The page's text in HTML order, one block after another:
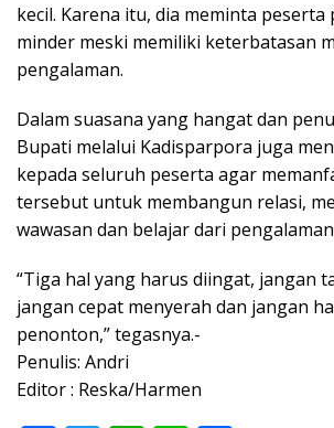
kecil. Karena itu, dia meminta
minder meski memiliki keterbatasan
pengalaman.
Dalam suasana yang hangat dan
Bupati melalui Kadisparpora juga
kepada seluruh peserta agar
tersebut untuk membangun relasi,
wawasan dan belajar dari
“Tiga hal yang harus diingat, jangan
jangan cepat menyerah dan jangan
penonton,” tegasnya.-
Penulis: Andri
Editor : Reska/Harmen